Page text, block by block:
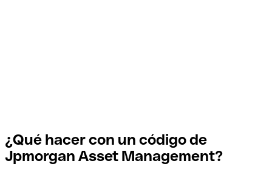
¿Qué hacer con un código de
Jpmorgan Asset Management?